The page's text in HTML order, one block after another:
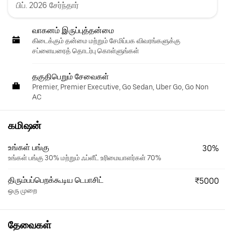
பிப். 2026 சேர்ந்தார்
வாகனம் இருப்புத்தன்மை
கிடைக்கும் தன்மை மற்றும் சேமிப்பக விவரங்களுக்கு
சப்ளையரைத் தொடர்பு கொள்ளுங்கள்
தகுதிபெறும் சேவைகள்
Premier, Premier Executive, Go Sedan, Uber Go, Go Non
AC
கமிஷன்
உங்கள் பங்கு
உங்கள் பங்கு 30% மற்றும் ஃப்ளீட் உரிமையாளர்கள் 70%
30%
திரும்பப்பெறக்கூடிய டெபாசிட்
ஒரு முறை
₹5000
தேவைகள்